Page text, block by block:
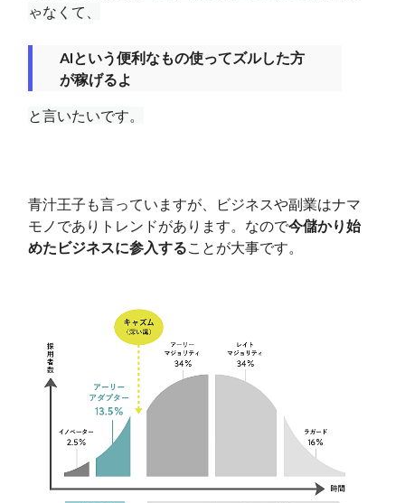
ゃなくて、
AIという便利なもの使ってズルした方
が稼げるよ
と言いたいです。
青汁王子も言っていますが、ビジネスや副業はナマ
モノでありトレンドがあります。なので今儲かり始
めたビジネスに参入することが大事です。